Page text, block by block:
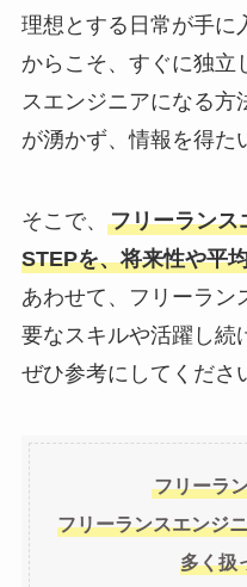
理想とする日常が手に
からこそ、すぐに独立
スエンジニアになる方
が湧かず、情報を得た
そこで、 フリーランス
STEPを、将来性や平
あわせて、フリーラン
要なスキルや活躍し続
ぜひ参考にしてくださ
フリーラ
フリーランスエンジ
多く扱